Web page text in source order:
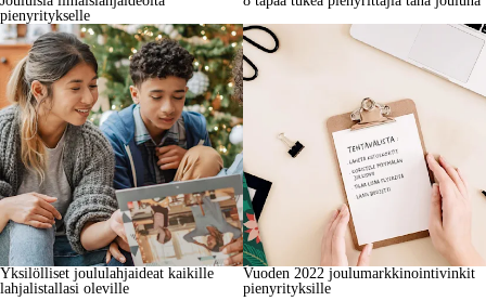
pienyritykselle
Yksilölliset joululahjaideat kaikille
lahjalistallasi oleville
Vuoden 2022 joulumarkkinointivinkit
pienyrityksille